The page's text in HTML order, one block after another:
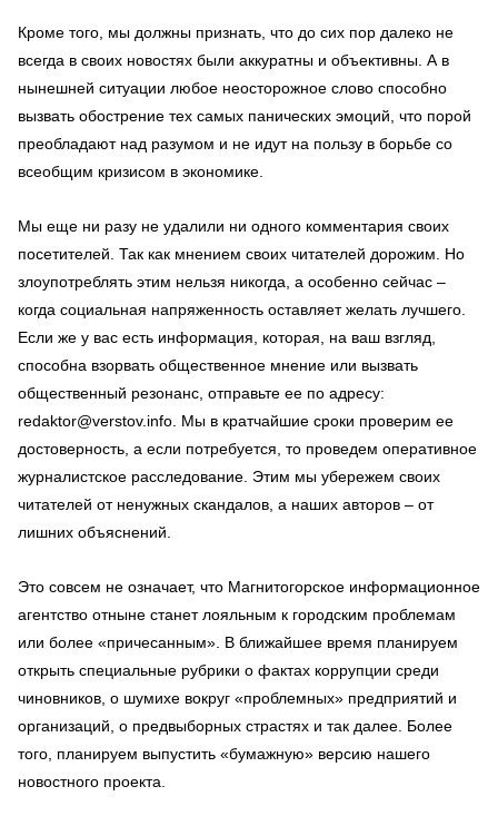
Кроме того, мы должны признать, что до сих пор далеко не
всегда в своих новостях были аккуратны и объективны. А в
нынешней ситуации любое неосторожное слово способно
вызвать обострение тех самых панических эмоций, что порой
преобладают над разумом и не идут на пользу в борьбе со
всеобщим кризисом в экономике.
Мы еще ни разу не удалили ни одного комментария своих
посетителей. Так как мнением своих читателей дорожим. Но
злоупотреблять этим нельзя никогда, а особенно сейчас –
когда социальная напряженность оставляет желать лучшего.
Если же у вас есть информация, которая, на ваш взгляд,
способна взорвать общественное мнение или вызвать
общественный резонанс, отправьте ее по адресу:
redaktor@verstov.info. Мы в кратчайшие сроки проверим ее
достоверность, а если потребуется, то проведем оперативное
журналистское расследование. Этим мы убережем своих
читателей от ненужных скандалов, а наших авторов – от
лишних объяснений.
Это совсем не означает, что Магнитогорское информационное
агентство отныне станет лояльным к городским проблемам
или более «причесанным». В ближайшее время планируем
открыть специальные рубрики о фактах коррупции среди
чиновников, о шумихе вокруг «проблемных» предприятий и
организаций, о предвыборных страстях и так далее. Более
того, планируем выпустить «бумажную» версию нашего
новостного проекта.